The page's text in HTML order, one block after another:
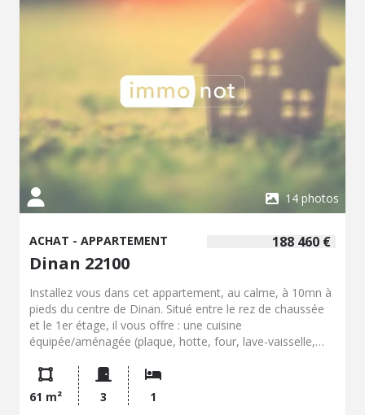
14 photos
188 460 €
ACHAT - APPARTEMENT
Dinan 22100
Installez vous dans cet appartement, au calme, à 10mn à
pieds du centre de Dinan. Situé entre le rez de chaussée
et le 1er étage, il vous offre : une cuisine
équipée/aménagée (plaque, hotte, four, lave-vaisselle,
une salle d'eau, des toilettes. Lumière traversante,
installation, en 2025, d'une PAC réversible, petites
charges de copropriété, une cave, parking libre au pieds
61 m² 3 1